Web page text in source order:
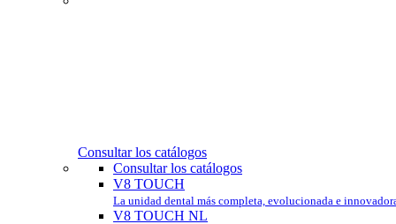
Consultar los catálogos
Consultar los catálogos
V8 TOUCH
La unidad dental más completa, evolucionada e
V8 TOUCH NL